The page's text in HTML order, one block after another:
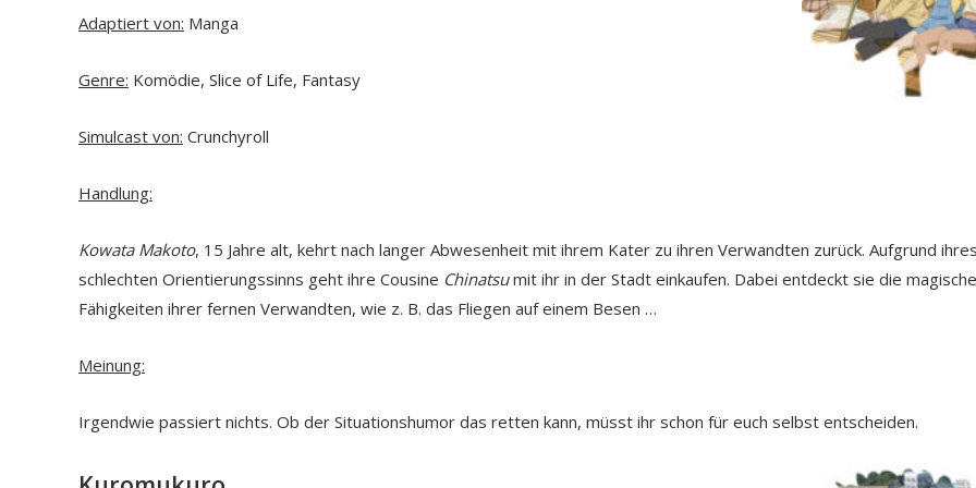
Adaptiert von: Manga
Genre: Komödie, Slice of Life, Fantasy
Simulcast von: Crunchyroll
Handlung:
Kowata Makoto, 15 Jahre alt, kehrt nach langer Abwesenheit mit ihrem Kater zu ihren Verwandten zurück. Aufgrund
schlechten Orientierungssinns geht ihre Cousine Chinatsumit ihr in der Stadt einkaufen. Dabei entdeckt sie die
Fähigkeiten ihrer fernen Verwandten, wie z. B. das Fliegen auf einem Besen …
Meinung:
Irgendwie passiert nichts. Ob der Situationshumor das retten kann, müsst ihr schon für euch selbst entscheiden.